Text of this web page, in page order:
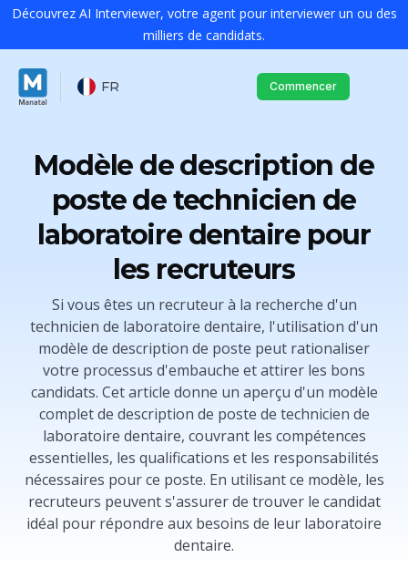
Découvrez AI Interviewer, votre agent pour interviewer un ou des
milliers de candidats.
FR Commencer
Modèle de description de
poste de technicien de
laboratoire dentaire pour
les recruteurs
Si vous êtes un recruteur à la recherche d'un
technicien de laboratoire dentaire, l'utilisation d'un
modèle de description de poste peut rationaliser
votre processus d'embauche et attirer les bons
candidats. Cet article donne un aperçu d'un modèle
complet de description de poste de technicien de
laboratoire dentaire, couvrant les compétences
essentielles, les qualifications et les responsabilités
nécessaires pour ce poste. En utilisant ce modèle, les
recruteurs peuvent s'assurer de trouver le candidat
idéal pour répondre aux besoins de leur laboratoire
dentaire.